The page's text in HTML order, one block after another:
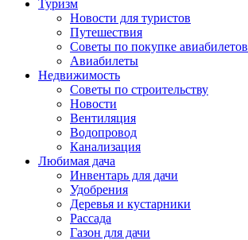
Туризм
Новости для туристов
Путешествия
Советы по покупке авиабилетов
Авиабилеты
Недвижимость
Советы по строительству
Новости
Вентиляция
Водопровод
Канализация
Любимая дача
Инвентарь для дачи
Удобрения
Деревья и кустарники
Рассада
Газон для дачи